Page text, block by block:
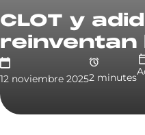
CLOT y
reinventan
12 noviembre 20252 minutes